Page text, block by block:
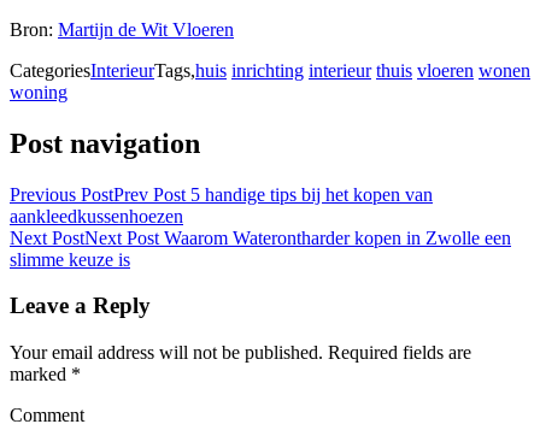
Bron: Martijn de Wit Vloeren
CategoriesInterieurTags,huis inrichting interieur thuis vloeren wonen
woning
Post navigation
Previous PostPrev Post 5 handige tips bij het kopen van
aankleedkussenhoezen
Next PostNext Post Waarom Waterontharder kopen in Zwolle een
slimme keuze is
Leave a Reply
Your email address will not be published. Required fields are
marked *
Comment